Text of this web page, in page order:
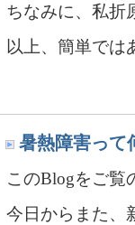
ちなみに、私折
以上、簡単では
暑熱障害って
このBlogをご
今日からまた、